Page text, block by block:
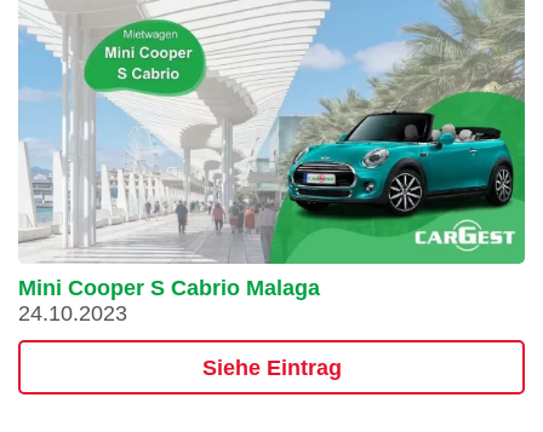
Mini Cooper S Cabrio Malaga
24.10.2023
Siehe Eintrag